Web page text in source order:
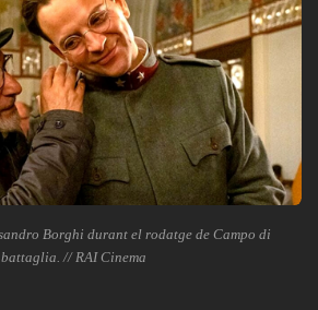
Borghi durant el rodatge de Campo di
battaglia. // RAI Cinema